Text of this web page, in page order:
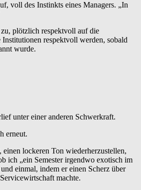
voll des Instinkts eines Managers. „In
plötzlich respektvoll auf die
respektvoll werden, sobald
wurde.
unter einer anderen Schwerkraft.
erneut.
lockeren Ton wiederherzustellen,
ich „ein Semester irgendwo exotisch im
einmal, indem er einen Scherz über
machte.